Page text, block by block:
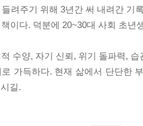
려주기 위해 3년간 써 내려간 기
이다. 덕분에 20~30대 사회 초년
수양, 자기 신뢰, 위기 돌파력,
가득하다. 현재 삶에서 단단한
길.